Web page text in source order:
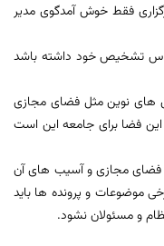
فقط خوش آمدگوی مدیر
تشخیص خود داشته باشد
های نوین مثل فضای مجازی
فضا برای جامعه این است
به فضای مجازی و آسیب های آن
موضوعات و پرونده ها باید
و مسئولان نشود.